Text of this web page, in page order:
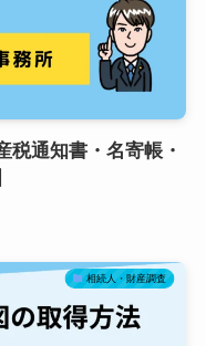
税通知書・名寄帳・
相続人・財産調査